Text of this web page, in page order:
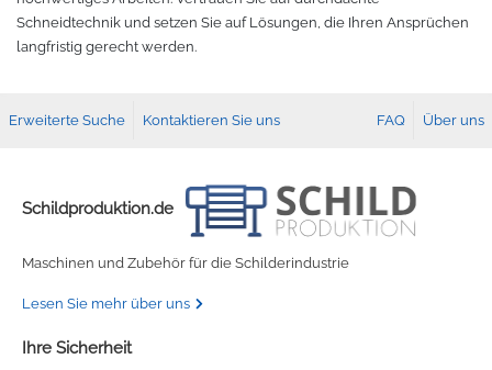
Schneidtechnik und setzen Sie auf Lösungen, die Ihren Ansprüchen
langfristig gerecht werden.
Erweiterte Suche Kontaktieren Sie uns FAQ Über uns
Schildproduktion.de
Maschinen und Zubehör für die Schilderindustrie
Lesen Sie mehr über uns
Ihre Sicherheit